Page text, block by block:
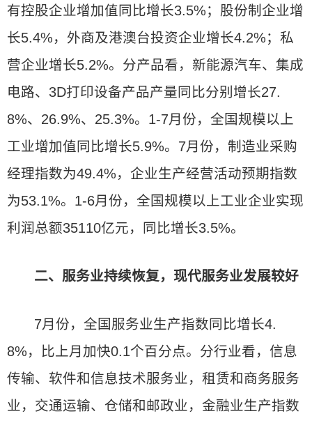
有控股企业增加值同比增长3.5%；股份制企业增
长5.4%，外商及港澳台投资企业增长4.2%；私
营企业增长5.2%。分产品看，新能源汽车、集成
电路、3D打印设备产品产量同比分别增长27.
8%、26.9%、25.3%。1-7月份，全国规模以上
工业增加值同比增长5.9%。7月份，制造业采购
经理指数为49.4%，企业生产经营活动预期指数
为53.1%。1-6月份，全国规模以上工业企业实现
利润总额35110亿元，同比增长3.5%。
二、服务业持续恢复，现代服务业发展较好
7月份，全国服务业生产指数同比增长4.
8%，比上月加快0.1个百分点。分行业看，信息
传输、软件和信息技术服务业，租赁和商务服务
业，交通运输、仓储和邮政业，金融业生产指数